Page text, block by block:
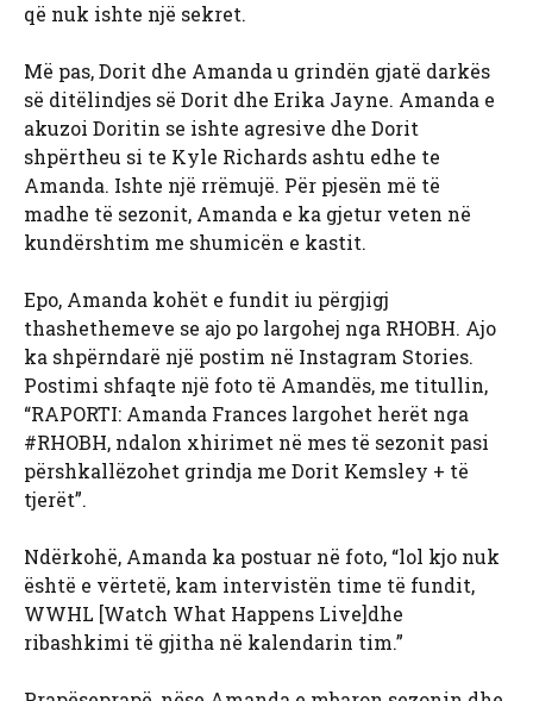
që nuk ishte një sekret.
Më pas, Dorit dhe Amanda u grindën gjatë darkës
së ditëlindjes së Dorit dhe Erika Jayne. Amanda e
akuzoi Doritin se ishte agresive dhe Dorit
shpërtheu si te Kyle Richards ashtu edhe te
Amanda. Ishte një rrëmujë. Për pjesën më të
madhe të sezonit, Amanda e ka gjetur veten në
kundërshtim me shumicën e kastit.
Epo, Amanda kohët e fundit iu përgjigj
thashethemeve se ajo po largohej nga RHOBH. Ajo
ka shpërndarë një postim në Instagram Stories.
Postimi shfaqte një foto të Amandës, me titullin,
“RAPORTI: Amanda Frances largohet herët nga
#RHOBH, ndalon xhirimet në mes të sezonit pasi
përshkallëzohet grindja me Dorit Kemsley + të
tjerët”.
Ndërkohë, Amanda ka postuar në foto, “lol kjo nuk
është e vërtetë, kam intervistën time të fundit,
WWHL [Watch What Happens Live]dhe
ribashkimi të gjitha në kalendarin tim.”